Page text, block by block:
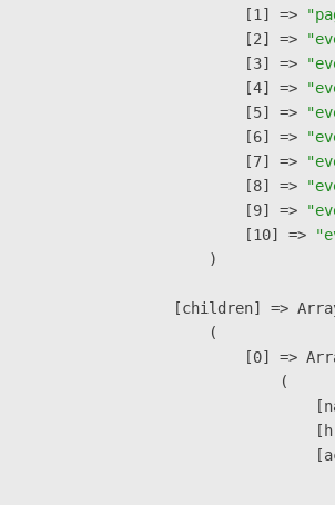
                    [1] =>
                    [2] =>
                    [3] =>
                    [4] =>
                    [5] =>
                    [6] =>
                    [7] =>
                    [8] =>
                    [9] =>
                    [10] =>
                )
[children] =>
                (
[0] =>
                        (